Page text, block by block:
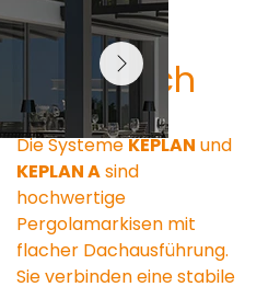
textilem
Flachdach
Die Systeme KEPLAN und
KEPLAN A sind
hochwertige
Pergolamarkisen mit
flacher Dachausführung.
Sie verbinden eine stabile